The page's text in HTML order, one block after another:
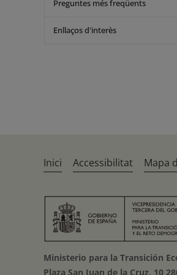
Preguntes més freqüents
Enllaços d'interès
Inici Accessibilitat Mapa
Ministerio para la Transición
Plaza San Juan de la Cruz, 10